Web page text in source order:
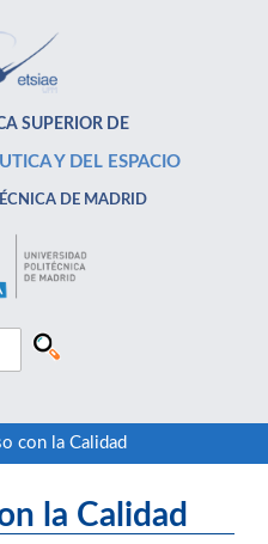
SUPERIOR DE
Y DEL ESPACIO
DE MADRID
con la Calidad
la Calidad